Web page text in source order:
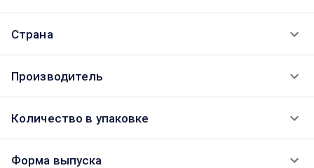
Страна
Производитель
Количество в упаковке
Форма выпуска